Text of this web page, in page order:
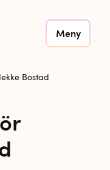
Meny
Bostad